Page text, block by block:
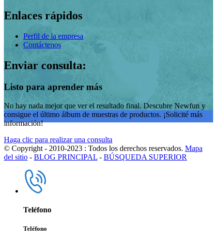
Enlaces rápidos
Perfil de la empresa
Contáctenos
Enviar consulta:
Listo para aprender más
No hay nada mejor que ver el resultado final. Descubre Newfun y
consigue el último álbum de muestras de productos. ¡Solicité más
información!
Haga clic para realizar una consulta
© Copyright - 2010-2023 : Todos los derechos reservados. Mapa
del sitio - BLOG PRINCIPAL - BÚSQUEDA SUPERIOR
Teléfono
Teléfono